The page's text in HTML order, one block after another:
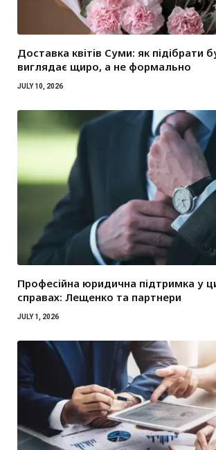
Доставка квітів Суми: як підібрати
виглядає щиро, а не формально
JULY 10, 2026
Професійна юридична підтримка у
справах: Лещенко та партнери
JULY 1, 2026